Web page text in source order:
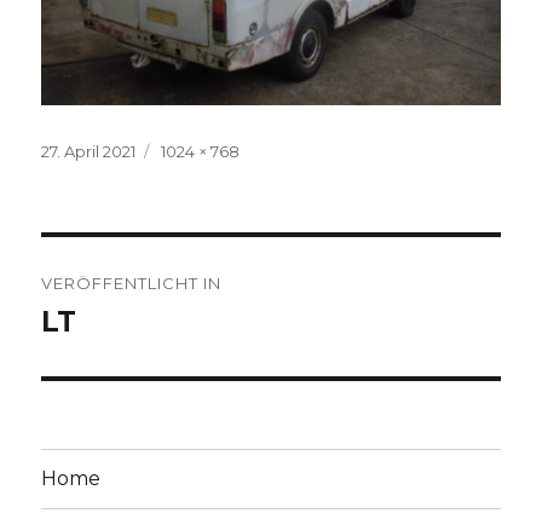
Veröffentlicht
27. April 2021
Volle
1024 × 768
VERÖFFENTLICHT IN
LT
Home